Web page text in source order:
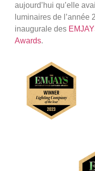
aujourd’hui qu’elle
luminaires de l’année
inaugurale des
Awards.